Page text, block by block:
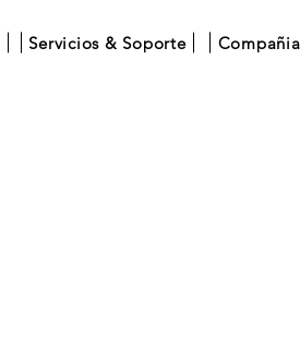
Servicios & Soporte Compañia